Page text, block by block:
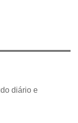
diário e